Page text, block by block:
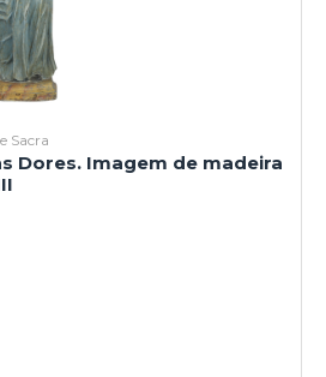
Sacra
Dores. Imagem de madeira